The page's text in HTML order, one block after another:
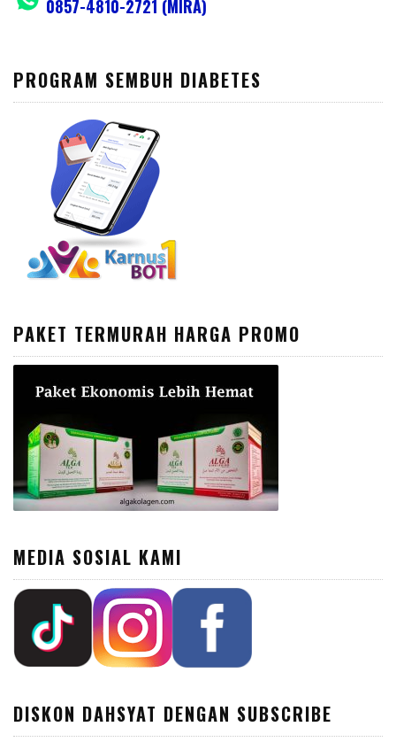
0857-4810-2721 (MIRA)
PROGRAM SEMBUH DIABETES
PAKET TERMURAH HARGA PROMO
MEDIA SOSIAL KAMI
DISKON DAHSYAT DENGAN SUBSCRIBE